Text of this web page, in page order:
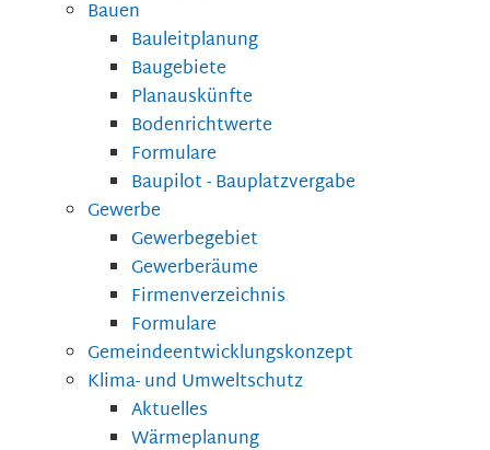
Bauen
Bauleitplanung
Baugebiete
Planauskünfte
Bodenrichtwerte
Formulare
Baupilot - Bauplatzvergabe
Gewerbe
Gewerbegebiet
Gewerberäume
Firmenverzeichnis
Formulare
Gemeindeentwicklungskonzept
Klima- und Umweltschutz
Aktuelles
Wärmeplanung